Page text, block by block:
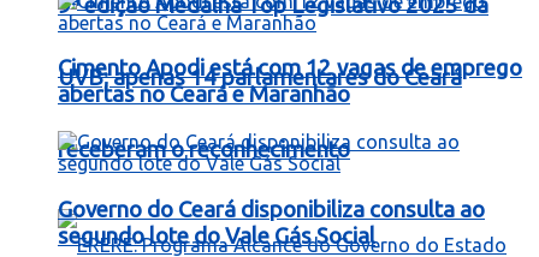
9ª edição Medalha Top Legislativo 2025 da
UVB; apenas 14 parlamentares do Ceará
receberam o reconhecimento
Cimento Apodi está com 12 vagas de emprego
abertas no Ceará e Maranhão
Governo do Ceará disponibiliza consulta ao
segundo lote do Vale Gás Social